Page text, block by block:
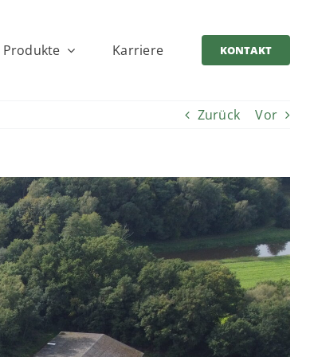
Produkte Karriere KONTAKT
Zurück Vor